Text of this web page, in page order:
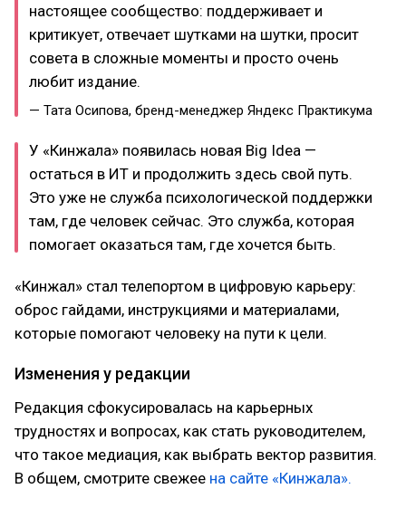
настоящее сообщество: поддерживает и
критикует, отвечает шутками на шутки, просит
совета в сложные моменты и просто очень
любит издание.
— Тата Осипова, бренд-менеджер Яндекс Практикума
У «Кинжала» появилась новая Big Idea —
остаться в ИТ и продолжить здесь свой путь.
Это уже не служба психологической поддержки
там, где человек сейчас. Это служба, которая
помогает оказаться там, где хочется быть.
«Кинжал» стал телепортом в цифровую карьеру:
оброс гайдами, инструкциями и материалами,
которые помогают человеку на пути к цели.
Изменения у редакции
Редакция сфокусировалась на карьерных
трудностях и вопросах, как стать руководителем,
что такое медиация, как выбрать вектор развития.
В общем, смотрите свежее на сайте «Кинжала».